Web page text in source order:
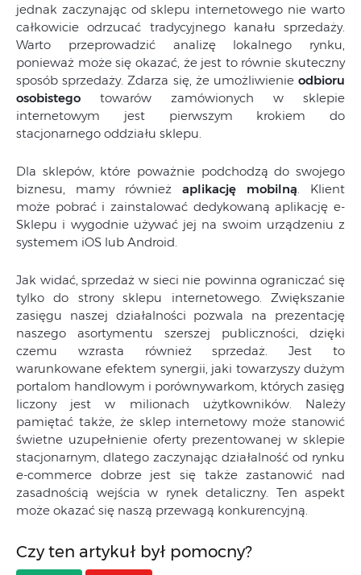
jednak zaczynając od sklepu internetowego nie warto
całkowicie odrzucać tradycyjnego kanału sprzedaży.
Warto przeprowadzić analizę lokalnego rynku,
ponieważ może się okazać, że jest to równie skuteczny
sposób sprzedaży. Zdarza się, że umożliwienie odbioru
osobistego towarów zamówionych w sklepie
internetowym jest pierwszym krokiem do
stacjonarnego oddziału sklepu.
Dla sklepów, które poważnie podchodzą do swojego
biznesu, mamy również aplikację mobilną. Klient
może pobrać i zainstalować dedykowaną aplikację e-
Sklepu i wygodnie używać jej na swoim urządzeniu z
systemem iOS lub Android.
Jak widać, sprzedaż w sieci nie powinna ograniczać się
tylko do strony sklepu internetowego. Zwiększanie
zasięgu naszej działalności pozwala na prezentację
naszego asortymentu szerszej publiczności, dzięki
czemu wzrasta również sprzedaż. Jest to
warunkowane efektem synergii, jaki towarzyszy dużym
portalom handlowym i porównywarkom, których zasięg
liczony jest w milionach użytkowników. Należy
pamiętać także, że sklep internetowy może stanowić
świetne uzupełnienie oferty prezentowanej w sklepie
stacjonarnym, dlatego zaczynając działalność od rynku
e-commerce dobrze jest się także zastanowić nad
zasadnością wejścia w rynek detaliczny. Ten aspekt
może okazać się naszą przewagą konkurencyjną.
Czy ten artykuł był pomocny?